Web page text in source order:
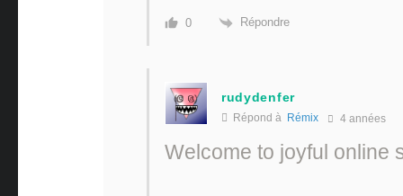
0 Répondre
rudydenfer
Répond à Rémix 4 années
Welcome to joyful online